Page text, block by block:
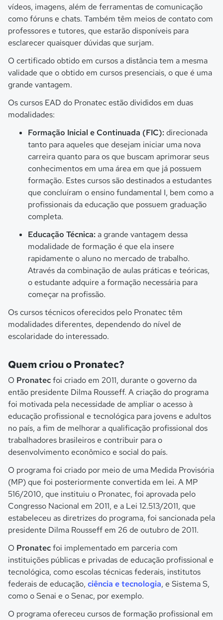
vídeos, imagens, além de ferramentas de comunicação
como fóruns e chats. Também têm meios de contato com
professores e tutores, que estarão disponíveis para
esclarecer quaisquer dúvidas que surjam.
O certificado obtido em cursos a distância tem a mesma
validade que o obtido em cursos presenciais, o que é uma
grande vantagem.
Os cursos EAD do Pronatec estão divididos em duas
modalidades:
Formação Inicial e Continuada (FIC): direcionada
tanto para aqueles que desejam iniciar uma nova
carreira quanto para os que buscam aprimorar seus
conhecimentos em uma área em que já possuem
formação. Estes cursos são destinados a estudantes
que concluíram o ensino fundamental I, bem como a
profissionais da educação que possuem graduação
completa.
Educação Técnica: a grande vantagem dessa
modalidade de formação é que ela insere
rapidamente o aluno no mercado de trabalho.
Através da combinação de aulas práticas e teóricas,
o estudante adquire a formação necessária para
começar na profissão.
Os cursos técnicos oferecidos pelo Pronatec têm
modalidades diferentes, dependendo do nível de
escolaridade do interessado.
Quem criou o Pronatec?
O Pronatecfoi criado em 2011, durante o governo da
então presidente Dilma Rousseff. A criação do programa
foi motivada pela necessidade de ampliar o acesso à
educação profissional e tecnológica para jovens e adultos
no país, a fim de melhorar a qualificação profissional dos
trabalhadores brasileiros e contribuir para o
desenvolvimento econômico e social do país.
O programa foi criado por meio de uma Medida Provisória
(MP) que foi posteriormente convertida em lei. A MP
516/2010, que instituiu o Pronatec, foi aprovada pelo
Congresso Nacional em 2011, e a Lei 12.513/2011, que
estabeleceu as diretrizes do programa, foi sancionada pela
presidente Dilma Rousseff em 26 de outubro de 2011.
O Pronatecfoi implementado em parceria com
instituições públicas e privadas de educação profissional e
tecnológica, como escolas técnicas federais, institutos
federais de educação, ciência e tecnologia, e Sistema S,
como o Senai e o Senac, por exemplo.
O programa ofereceu cursos de formação profissional em